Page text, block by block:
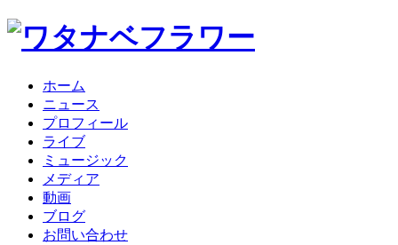
ホーム
ニュース
プロフィール
ライブ
ミュージック
メディア
動画
ブログ
お問い合わせ